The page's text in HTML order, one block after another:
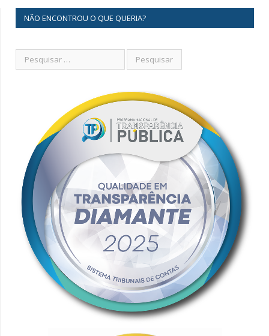
NÃO ENCONTROU O QUE QUERIA?